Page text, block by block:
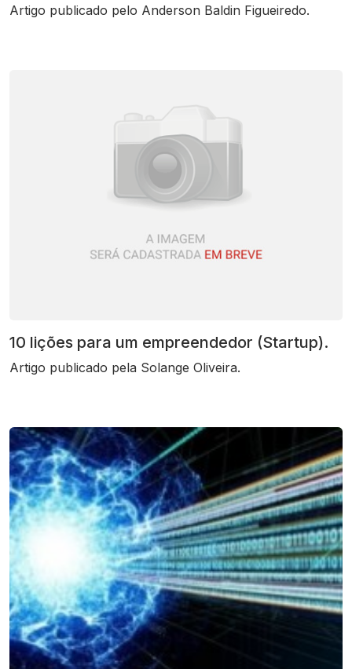
Artigo publicado pelo Anderson Baldin Figueiredo.
10 lições para um empreendedor (Startup).
Artigo publicado pela Solange Oliveira.